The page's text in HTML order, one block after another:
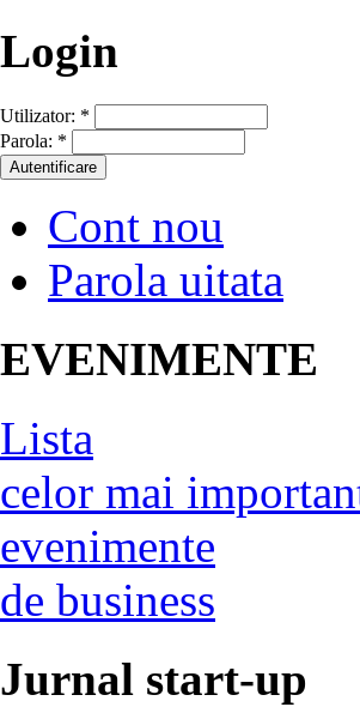
Login
Utilizator: *
Parola: *
Cont nou
Parola uitata
EVENIMENTE
Lista
celor mai
evenimente
de business
Jurnal start-up